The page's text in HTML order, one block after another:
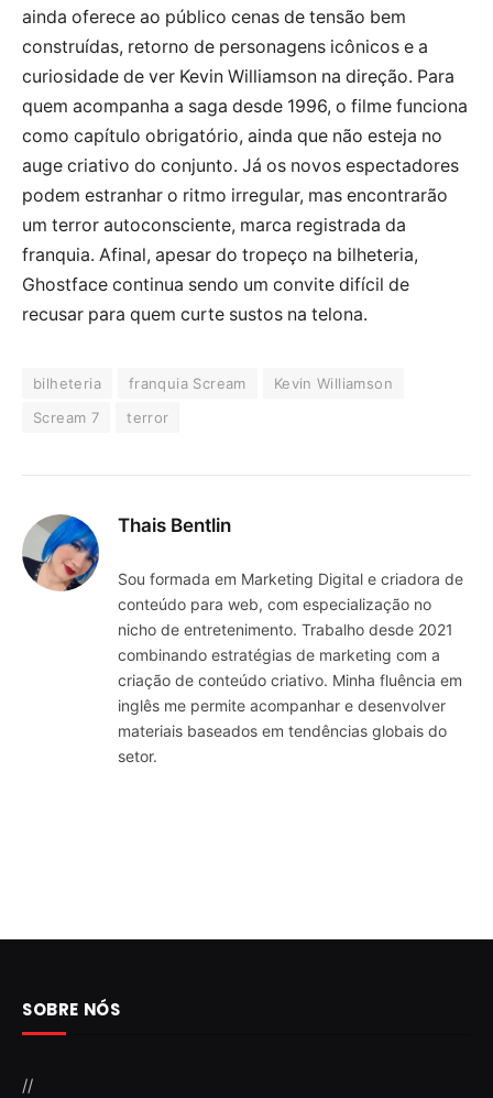
ainda oferece ao público cenas de tensão bem
construídas, retorno de personagens icônicos e a
curiosidade de ver Kevin Williamson na direção. Para
quem acompanha a saga desde 1996, o filme funciona
como capítulo obrigatório, ainda que não esteja no
auge criativo do conjunto. Já os novos espectadores
podem estranhar o ritmo irregular, mas encontrarão
um terror autoconsciente, marca registrada da
franquia. Afinal, apesar do tropeço na bilheteria,
Ghostface continua sendo um convite difícil de
recusar para quem curte sustos na telona.
bilheteria franquia Scream
Kevin Williamson
Scream 7
terror
Thais Bentlin
Sou formada em Marketing Digital e criadora de
conteúdo para web, com especialização no
nicho de entretenimento. Trabalho desde 2021
combinando estratégias de marketing com a
criação de conteúdo criativo. Minha fluência em
inglês me permite acompanhar e desenvolver
materiais baseados em tendências globais do
setor.
SOBRE NÓS
//